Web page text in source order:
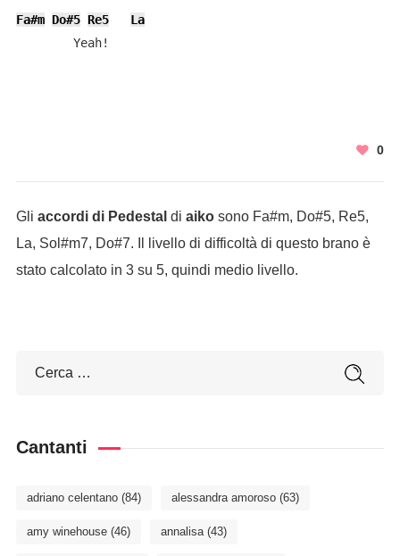
Fa#m Do#5 Re5
La
        Yeah!
0
Gli accordi di Pedestal di aikosono Fa#m, Do#5, Re5,
La, Sol#m7, Do#7. Il livello di difficoltà di questo brano è
stato calcolato in 3 su 5, quindi medio livello.
Cantanti
adriano celentano(84) alessandra amoroso(63)
amy winehouse(46) annalisa(43)